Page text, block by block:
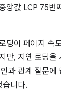
앙값 LCP 75번
딩이 페이지 속
만, 지연 로딩을
과 관계 질문에
습니다.